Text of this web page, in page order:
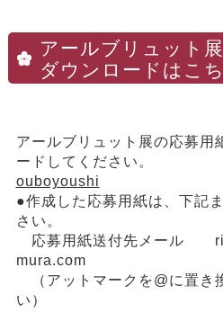
アールブリュット
ダウンロードはこ
アールブリュット展の応募用
ードしてください。
ouboyoushi
●作成した応募用紙は、下記
さい。
応募用紙送付先メール
mura.com
（アットマークを@に置き
い）